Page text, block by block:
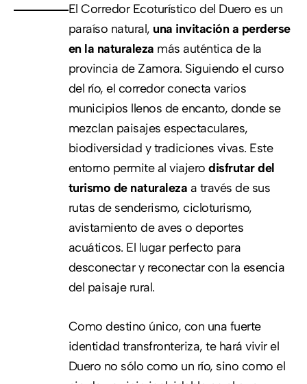
El Corredor Ecoturístico del Duero es un
paraíso natural, una invitación a perderse
en la naturaleza más auténtica de la
provincia de Zamora. Siguiendo el curso
del río, el corredor conecta varios
municipios llenos de encanto, donde se
mezclan paisajes espectaculares,
biodiversidad y tradiciones vivas. Este
entorno permite al viajerodisfrutar del
turismo de naturaleza a través de sus
rutas de senderismo, cicloturismo,
avistamiento de aves o deportes
acuáticos. El lugar perfecto para
desconectar y reconectar con la esencia
del paisaje rural.
Como destino único, con una fuerte
identidad transfronteriza, te hará vivir el
Duero no sólo como un río, sino como el